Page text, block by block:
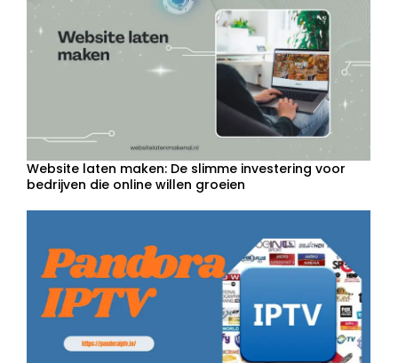
Website laten maken: De slimme investering voor
bedrijven die online willen groeien